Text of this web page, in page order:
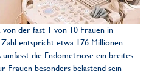
der fast 1 von 10 Frauen in
entspricht etwa 176 Millionen
die Endometriose ein breites
Frauen besonders belastend sein